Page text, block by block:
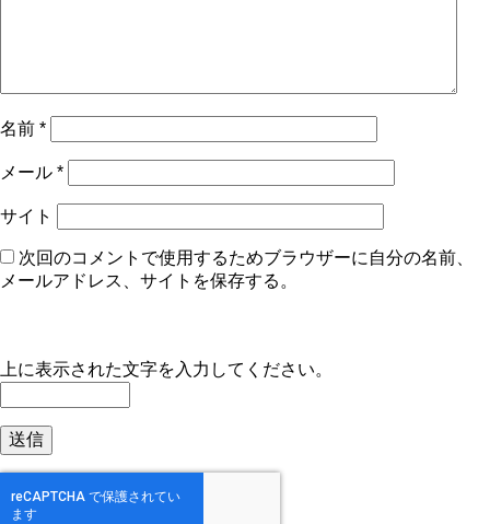
名前 *
メール *
サイト
次回のコメントで使用するためブラウザーに自分の名前、
メールアドレス、サイトを保存する。
上に表示された文字を入力してください。